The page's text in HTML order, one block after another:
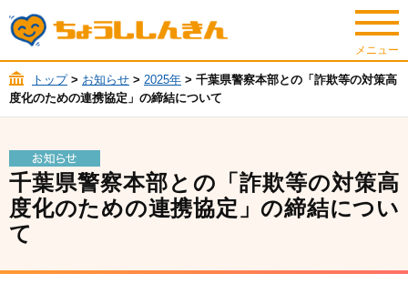
トップ> お知らせ > 2025年 > 千葉県警察本部との「詐欺等の対策高
度化のための連携協定」の締結について
千葉県警察本部との「詐欺等の対策高
度化のための連携協定」の締結につい
て